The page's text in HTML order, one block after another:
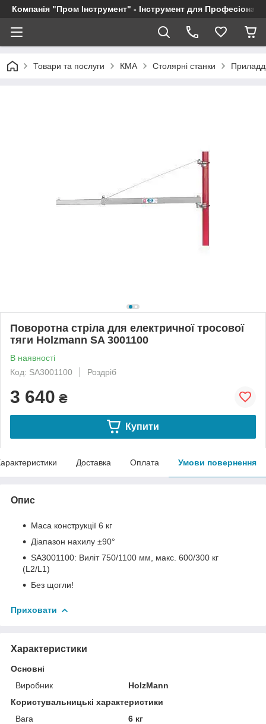
Компанія "Пром Інструмент" - Інструмент для
Товари та послуги КМА Столярні станки
Поворотна стріла для електричної тросової
тяги Holzmann SA 3001100
В наявності
Код: SA3001100
Роздріб
3 640 ₴
Купити
Доставка Оплата Умови повернення
Опис
Маса конструкції 6 кг
Діапазон нахилу ±90°
SA3001100: Виліт 750/1100 мм, макс. 600/300 кг
(L2/L1)
Без щогли!
Приховати
Характеристики
Основні
Виробник
HolzMann
Користувальницькі характеристики
Вага
6 кг